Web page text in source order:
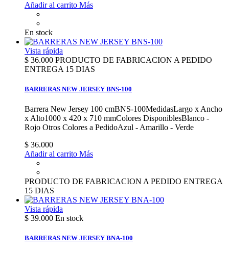
Añadir al carrito Más
En stock
Vista rápida
$ 36.000 PRODUCTO DE FABRICACION A PEDIDO
ENTREGA 15 DIAS
BARRERAS NEW JERSEY BNS-100
Barrera New Jersey 100 cmBNS-100MedidasLargo x Ancho
x Alto1000 x 420 x 710 mmColores DisponiblesBlanco -
Rojo Otros Colores a PedidoAzul - Amarillo - Verde
$ 36.000
Añadir al carrito Más
PRODUCTO DE FABRICACION A PEDIDO ENTREGA
15 DIAS
Vista rápida
$ 39.000 En stock
BARRERAS NEW JERSEY BNA-100